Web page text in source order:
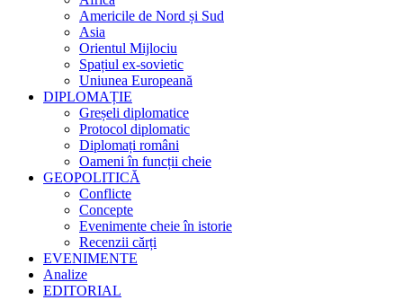
Americile de Nord și Sud
Asia
Orientul Mijlociu
Spațiul ex-sovietic
Uniunea Europeană
DIPLOMAȚIE
Greșeli diplomatice
Protocol diplomatic
Diplomați români
Oameni în funcții cheie
GEOPOLITICĂ
Conflicte
Concepte
Evenimente cheie în istorie
Recenzii cărți
EVENIMENTE
Analize
EDITORIAL